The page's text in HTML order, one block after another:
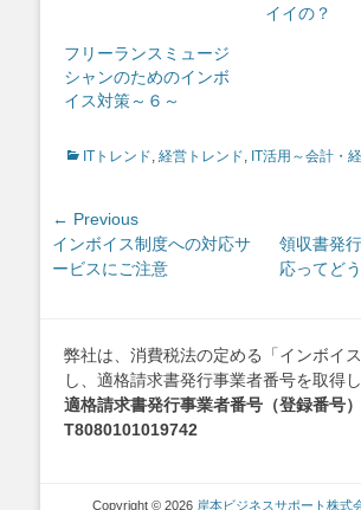
イイの？
フリーランスミュージ
シャンのためのインボ
イス対策～６～
Categories
ITトレンド 経営トレンド IT活用～会計・
投
稿
ナ
ー
シ
ョ
← Previous
Previous
post:
インボイス制度への対応サ
ービスにご注意
Next
post:
領収書発
応ってど
弊社は、消費税法の定める「インボイ
し、適格請求書発行事業者番号を取得し
適格請求書発行事業者番号（登録番号
T8080101019742
Copyright © 2026 岸本ビジネスサポート株式